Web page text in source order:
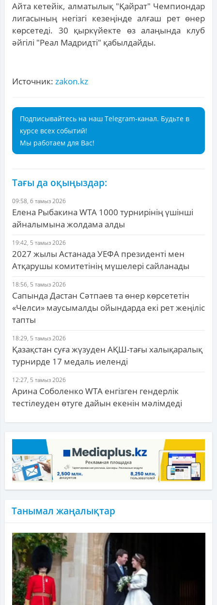
Айта кетейік, алматылық "Қайрат" Чемпиондар
лигасының негізгі кезеңінде алғаш рет өнер
көрсетеді. 30 қыркүйекте өз алаңында клуб
әйгілі "Реал Мадридті" қабылдайды.
Источник: zakon.kz
Подписывайтесь на наш Telegram-канал. Будьте в
курсе всех событий!
Мы работаем для Вас!
Тағы да оқыңыздар:
09:58, 6 тамыз 2026
Елена Рыбакина WTA 1000 турнирінің үшінші
айналымына жолдама алды
19:42, 5 тамыз 2026
2027 жылы Астанада УЕФА президенті мен
Атқарушы комитетінің мүшелері сайланады
18:56, 5 тамыз 2026
Сапында Дастан Сәтпаев та өнер көрсететін
«Челси» маусымалды ойындарда екі рет жеңіліс
тапты
18:29, 5 тамыз 2026
Қазақстан суға жүзуден АҚШ-тағы халықаралық
турнирде 17 медаль иеленді
12:27, 5 тамыз 2026
Арина Соболенко WTA енгізген гендерлік
тестілеуден өтуге дайын екенін мәлімдеді
Танымал жаңалықтар